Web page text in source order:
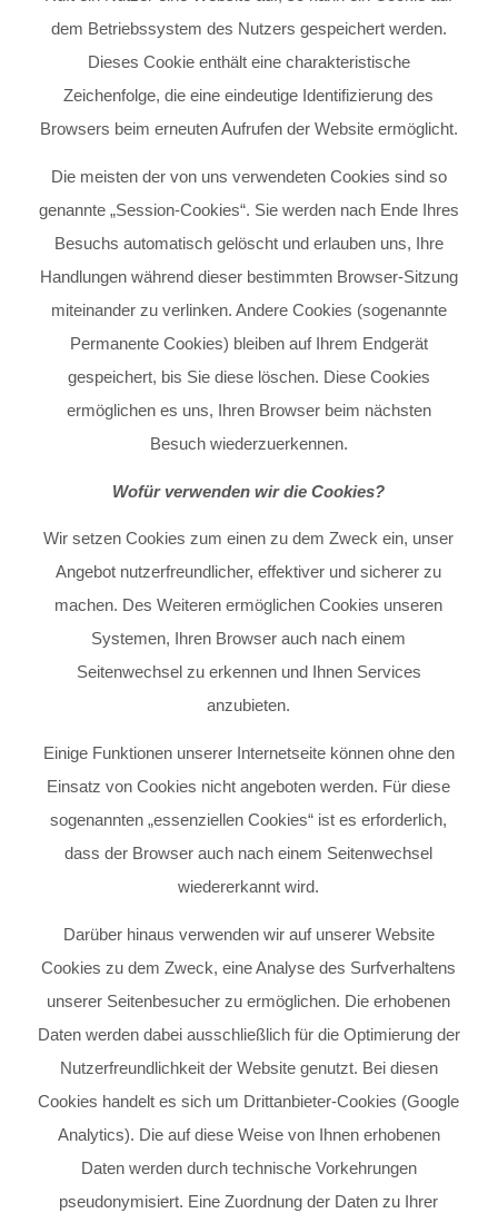
dem Betriebssystem des Nutzers gespeichert werden.
Dieses Cookie enthält eine charakteristische
Zeichenfolge, die eine eindeutige Identifizierung des
Browsers beim erneuten Aufrufen der Website ermöglicht.
Die meisten der von uns verwendeten Cookies sind so
genannte „Session-Cookies“. Sie werden nach Ende Ihres
Besuchs automatisch gelöscht und erlauben uns, Ihre
Handlungen während dieser bestimmten Browser-Sitzung
miteinander zu verlinken. Andere Cookies (sogenannte
Permanente Cookies) bleiben auf Ihrem Endgerät
gespeichert, bis Sie diese löschen. Diese Cookies
ermöglichen es uns, Ihren Browser beim nächsten
Besuch wiederzuerkennen.
Wofür verwenden wir die Cookies?
Wir setzen Cookies zum einen zu dem Zweck ein, unser
Angebot nutzerfreundlicher, effektiver und sicherer zu
machen. Des Weiteren ermöglichen Cookies unseren
Systemen, Ihren Browser auch nach einem
Seitenwechsel zu erkennen und Ihnen Services
anzubieten.
Einige Funktionen unserer Internetseite können ohne den
Einsatz von Cookies nicht angeboten werden. Für diese
sogenannten „essenziellen Cookies“ ist es erforderlich,
dass der Browser auch nach einem Seitenwechsel
wiedererkannt wird.
Darüber hinaus verwenden wir auf unserer Website
Cookies zu dem Zweck, eine Analyse des Surfverhaltens
unserer Seitenbesucher zu ermöglichen. Die erhobenen
Daten werden dabei ausschließlich für die Optimierung der
Nutzerfreundlichkeit der Website genutzt. Bei diesen
Cookies handelt es sich um Drittanbieter-Cookies (Google
Analytics). Die auf diese Weise von Ihnen erhobenen
Daten werden durch technische Vorkehrungen
pseudonymisiert. Eine Zuordnung der Daten zu Ihrer